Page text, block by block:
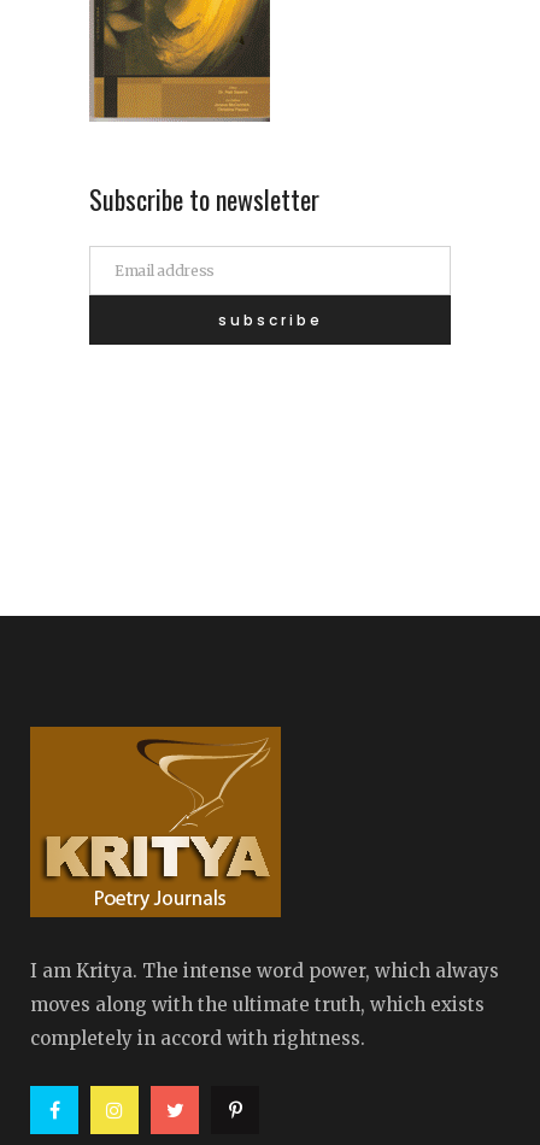
Subscribe to newsletter
I am Kritya. The intense word power, which always
moves along with the ultimate truth, which exists
completely in accord with rightness.